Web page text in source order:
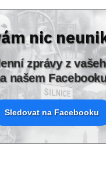
nic
zprávy z
našem
Sledovat na Facebooku